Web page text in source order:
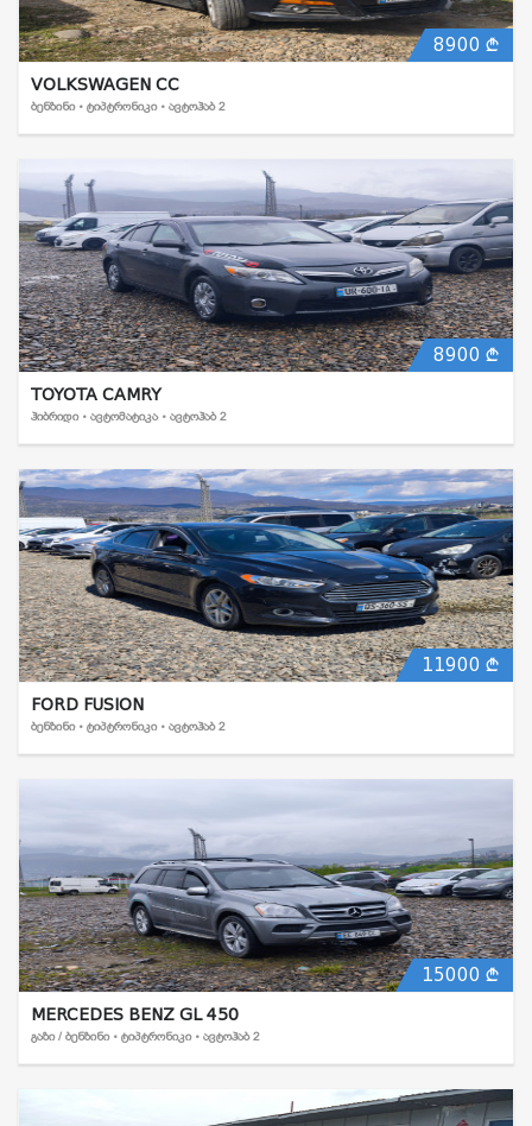
8900
VOLKSWAGEN CC
ᲑᲔᲜᲖᲘᲜᲘ • ᲢᲘᲞᲢᲠᲝᲜᲘᲙᲘ • ᲐᲕᲢᲝᲰᲐᲑ 2
8900
TOYOTA CAMRY
ᲰᲘᲑᲠᲘᲓᲘ • ᲐᲕᲢᲝᲛᲐᲢᲘᲙᲐ • ᲐᲕᲢᲝᲰᲐᲑ 2
11900
FORD FUSION
ᲑᲔᲜᲖᲘᲜᲘ • ᲢᲘᲞᲢᲠᲝᲜᲘᲙᲘ • ᲐᲕᲢᲝᲰᲐᲑ 2
15000
MERCEDES BENZ GL 450
ᲒᲐᲖᲘ / ᲑᲔᲜᲖᲘᲜᲘ • ᲢᲘᲞᲢᲠᲝᲜᲘᲙᲘ • ᲐᲕᲢᲝᲰᲐᲑ 2